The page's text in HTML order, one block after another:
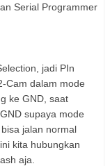
Serial Programmer
jadi PIn
Cam dalam mode
ke GND, saat
supaya mode
jalan normal
kita hubungkan
aja.